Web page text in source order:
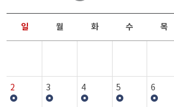
일 월 화 수 목
2 3 4 5 6